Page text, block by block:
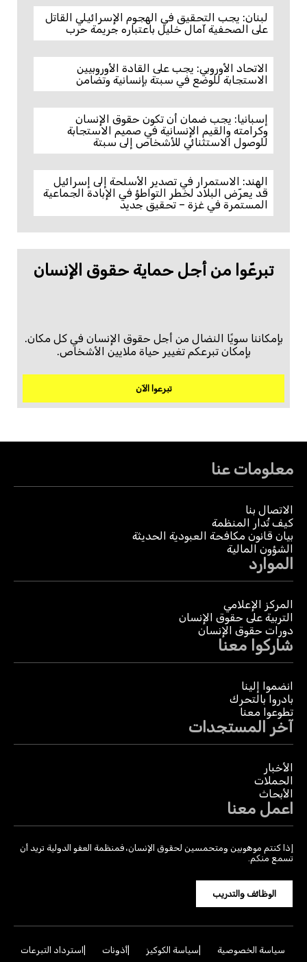
لبنان: يجب التحقيق في الهجوم الإسرائيلي القاتل
على الصحفية آمال خليل باعتباره جريمة حرب
الاتحاد الأوروبي: يجب على القادة الأوروبيين
الاستجابة للوضع في سبتة بإنسانية وتضامن
إسبانيا: يجب ضمان أن تكون حقوق الإنسان
وكرامته والقيم الإنسانية في صميم الاستجابة
للوصول الاستثنائي للأشخاص إلى سبتة
الهند: الاستمرار في تصدير الأسلحة إلى إسرائيل
قد يعرّض البلاد لخطر التواطؤ في الإبادة الجماعية
المستمرة في غزة – تحقيق جديد
تبرعّوا من أجل حماية حقوق الإنسان
بإمكاننا سويًا النضال من أجل حقوق الإنسان في كل مكان.
بإمكان تبرعكم تغيير حياة ملايين الأشخاص.
تبرعوا الآن
معلومات عنا
الاتصال بنا
كيف تُدار المنظمة
بيان قانون مكافحة العبودية الحديثة
الشؤون المالية
الموارد
المركز الإعلامي
التربية على حقوق الإنسان
دورات حقوق الإنسان
شاركوا معنا
انضموا إلينا
بادروا بالتحرك
تطوعوا معنا
آخر المستجدات
الأخبار
الحملات
الأبحاث
اعمل معنا
إذا كنتم موهوبين ومتحمسين لحقوق الإنسان، فمنظمة العفو الدولية تريد أن
تسمع منكم.
الوظائف والتدريب
سياسة الخصوصية سياسة الكوكيز أذونات
استرداد التبرعات